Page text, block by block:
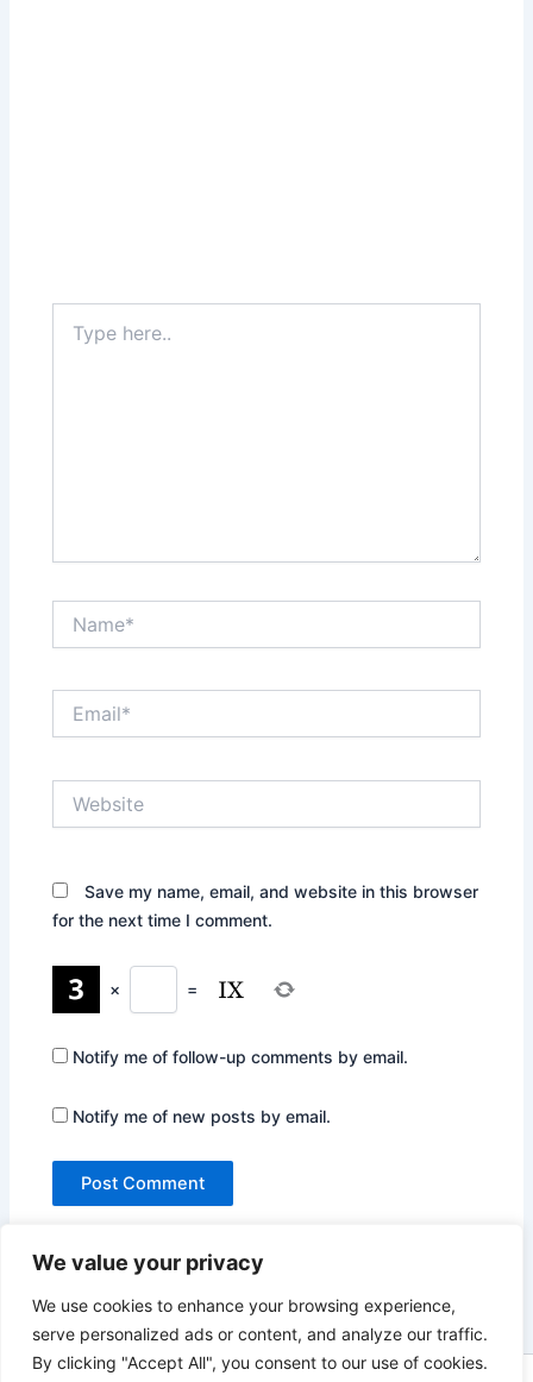
We value your privacy
We use cookies to enhance your browsing experience,
serve personalized ads or content, and analyze our traffic.
By clicking "Accept All", you consent to our use of cookies.
here..
Save my name, email, and website in this browser
for the next time I comment.
× =
Notify me of follow-up comments by email.
Notify me of new posts by email.